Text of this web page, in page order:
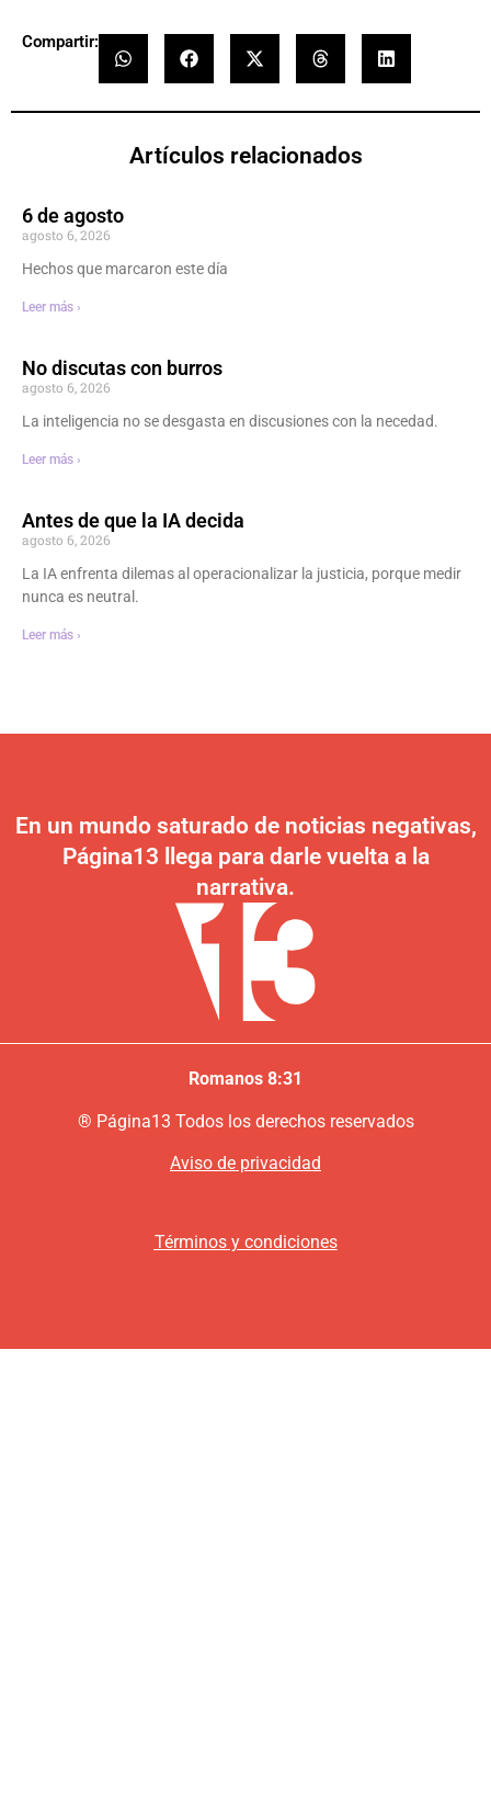
Compartir:
Artículos relacionados
6 de agosto
agosto 6, 2026
Hechos que marcaron este día
Leer más ›
No discutas con burros
agosto 6, 2026
La inteligencia no se desgasta en discusiones con la necedad.
Leer más ›
Antes de que la IA decida
agosto 6, 2026
La IA enfrenta dilemas al operacionalizar la justicia, porque medir
nunca es neutral.
Leer más ›
En un mundo saturado de noticias negativas,
Página13 llega para darle vuelta a la
narrativa.
Romanos 8:31
® Página13 Todos los derechos reservados
Aviso de privacidad
Términos y condiciones